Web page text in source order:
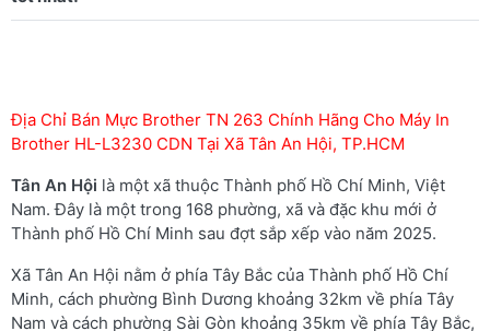
Địa Chỉ Bán Mực Brother TN 263 Chính Hãng Cho Máy In
Brother HL-L3230 CDN Tại Xã Tân An Hội, TP.HCM
Tân An Hội là một xã thuộc Thành phố Hồ Chí Minh, Việt
Nam. Đây là một trong 168 phường, xã và đặc khu mới ở
Thành phố Hồ Chí Minh sau đợt sắp xếp vào năm 2025.
Xã Tân An Hội nằm ở phía Tây Bắc của Thành phố Hồ Chí
Minh, cách phường Bình Dương khoảng 32km về phía Tây
Nam và cách phường Sài Gòn khoảng 35km về phía Tây Bắc,